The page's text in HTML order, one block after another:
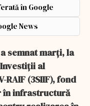
în Google
News
semnat marţi, la
al
(3SIIF), fond
infrastructură